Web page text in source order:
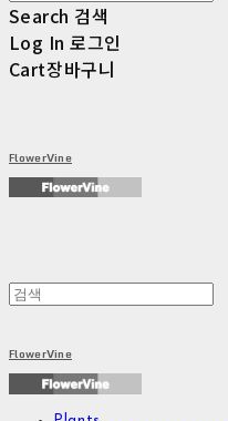
Search 검색
Log In 로그인
Cart장바구니
FlowerVine
FlowerVine